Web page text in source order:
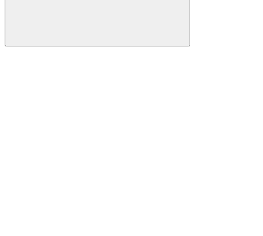
Buscar